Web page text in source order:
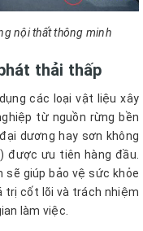
nội thất thông minh
thải thấp
các loại vật liệu xây
từ nguồn rừng bền
dương hay sơn không
được ưu tiên hàng đầu.
giúp bảo vệ sức khỏe
trị cốt lõi và trách nhiệm
làm việc.